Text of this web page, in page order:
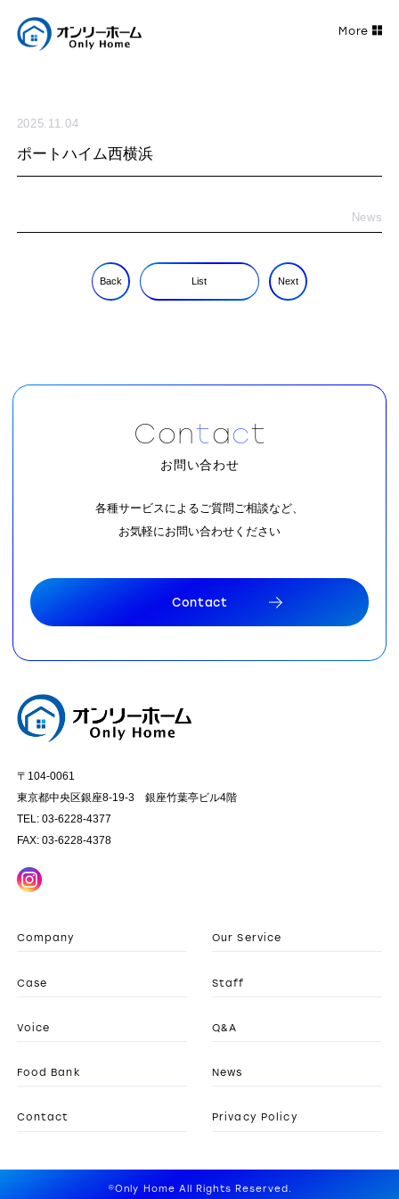
2025.11.04
ポートハイム西横浜
News
Back List Next
Contact
お問い合わせ
各種サービスによるご質問ご相談など、
お気軽にお問い合わせください
Contact
〒104-0061
東京都中央区銀座8-19-3 銀座竹葉亭ビル4階
TEL: 03-6228-4377
FAX: 03-6228-4378
Company Our Service
Case Staff
Voice Q&A
Food Bank News
Contact Privacy Policy
©Only Home All Rights Reserved.